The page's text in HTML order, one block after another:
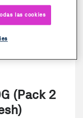
(Pack 2
las cookies